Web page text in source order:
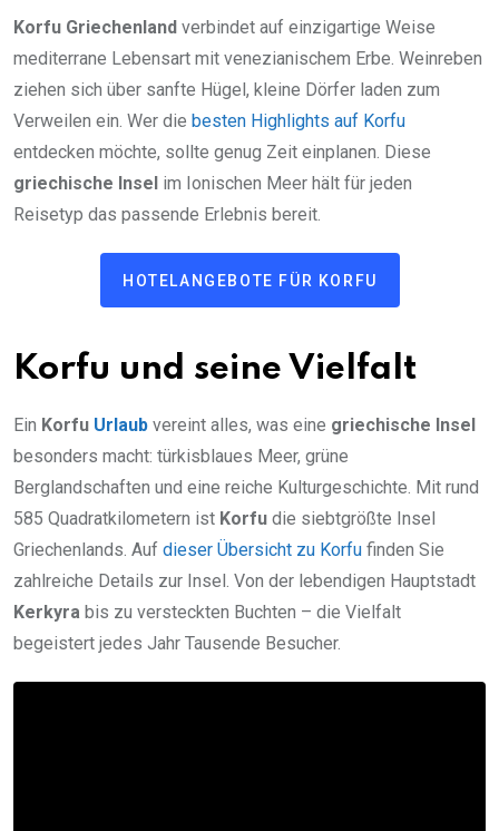
Korfu Griechenland verbindet auf einzigartige Weise
mediterrane Lebensart mit venezianischem Erbe. Weinreben
ziehen sich über sanfte Hügel, kleine Dörfer laden zum
Verweilen ein. Wer die besten Highlights auf Korfu
entdecken möchte, sollte genug Zeit einplanen. Diese
griechische Insel im Ionischen Meer hält für jeden
Reisetyp das passende Erlebnis bereit.
HOTELANGEBOTE FÜR KORFU
Korfu und seine Vielfalt
Ein Korfu Urlaub vereint alles, was eine griechische Insel
besonders macht: türkisblaues Meer, grüne
Berglandschaften und eine reiche Kulturgeschichte. Mit rund
585 Quadratkilometern ist Korfu die siebtgrößte Insel
Griechenlands. Auf dieser Übersicht zu Korfu finden Sie
zahlreiche Details zur Insel. Von der lebendigen Hauptstadt
Kerkyra bis zu versteckten Buchten – die Vielfalt
begeistert jedes Jahr Tausende Besucher.